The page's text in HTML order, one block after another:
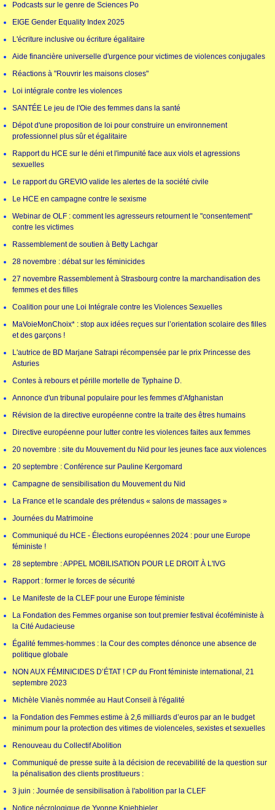
Podcasts sur le genre de Sciences Po
EIGE Gender Equality Index 2025
L'écriture inclusive ou écriture égalitaire
Aide financière universelle d'urgence pour victimes de violences conjugales
Réactions à "Rouvrir les maisons closes"
Loi intégrale contre les violences
SANTÉE Le jeu de l'Oie des femmes dans la santé
Dépot d'une proposition de loi pour construire un environnement
professionnel plus sûr et égalitaire
Rapport du HCE sur le déni et l'impunité face aux viols et agressions
sexuelles
Le rapport du GREVIO valide les alertes de la société civile
Le HCE en campagne contre le sexisme
Webinar de OLF : comment les agresseurs retournent le "consentement"
contre les victimes
Rassemblement de soutien à Betty Lachgar
28 novembre : débat sur les féminicides
27 novembre Rassemblement à Strasbourg contre la marchandisation des
femmes et des filles
Coalition pour une Loi Intégrale contre les Violences Sexuelles
MaVoieMonChoix* : stop aux idées reçues sur l’orientation scolaire des filles
et des garçons !
L'autrice de BD Marjane Satrapi récompensée par le prix Princesse des
Asturies
Contes à rebours et pérille mortelle de Typhaine D.
Annonce d'un tribunal populaire pour les femmes d'Afghanistan
Révision de la directive européenne contre la traite des êtres humains
Directive européenne pour lutter contre les violences faites aux femmes
20 novembre : site du Mouvement du Nid pour les jeunes face aux violences
20 septembre : Conférence sur Pauline Kergomard
Campagne de sensibilisation du Mouvement du Nid
La France et le scandale des prétendus « salons de massages »
Journées du Matrimoine
Communiqué du HCE - Élections européennes 2024 : pour une Europe
féministe !
28 septembre : APPEL MOBILISATION POUR LE DROIT À L'IVG
Rapport : former le forces de sécurité
Le Manifeste de la CLEF pour une Europe féministe
La Fondation des Femmes organise son tout premier festival écoféministe à
la Cité Audacieuse
Égalité femmes-hommes : la Cour des comptes dénonce une absence de
politique globale
NON AUX FÉMINICIDES D’ÉTAT ! CP du Front féministe international, 21
septembre 2023
Michèle Vianès nommée au Haut Conseil à l'égalité
la Fondation des Femmes estime à 2,6 milliards d’euros par an le budget
minimum pour la protection des vitimes de violenceles, sexistes et sexuelles
Renouveau du Collectif Abolition
Communiqué de presse suite à la décision de recevabilité de la question sur
la pénalisation des clients prostitueurs :
3 juin : Journée de sensibilisation à l'abolition par la CLEF
Notice nécrologique de Yvonne Kniehbieler